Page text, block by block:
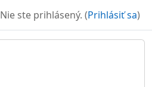
Nie ste prihlásený. (Prihlásiť sa)